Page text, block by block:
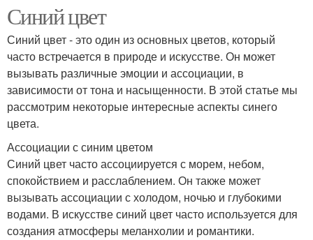
Синий цвет
Синий цвет - это один из основных цветов, который
часто встречается в природе и искусстве. Он может
вызывать различные эмоции и ассоциации, в
зависимости от тона и насыщенности. В этой статье мы
рассмотрим некоторые интересные аспекты синего
цвета.
Ассоциации с синим цветом
Синий цвет часто ассоциируется с морем, небом,
спокойствием и расслаблением. Он также может
вызывать ассоциации с холодом, ночью и глубокими
водами. В искусстве синий цвет часто используется для
создания атмосферы меланхолии и романтики.